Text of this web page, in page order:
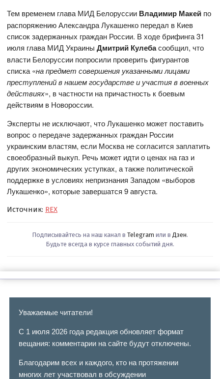
Тем временем глава МИД Белоруссии Владимир Макей по
распоряжению Александра Лукашенко передал в Киев
список задержанных граждан России. В ходе брифинга 31
июля глава МИД УкраиныДмитрий Кулебасообщил, что
власти Белоруссии попросили проверить фигурантов
списка «на предмет совершения указанными лицами
преступлений в нашем государстве и участия в военных
действиях», в частности на причастность к боевым
действиям в Новороссии.
Эксперты не исключают, что Лукашенко может поставить
вопрос о передаче задержанных граждан России
украинским властям, если Москва не согласится заплатить
своеобразный выкуп. Речь может идти о ценах на газ и
других экономических уступках, а также политической
поддержке в условиях непризнания Западом «выборов
Лукашенко», которые завершатся 9 августа.
Источник: REX
Подписывайтесь на наш канал в Telegram или в Дзен.
Будьте всегда в курсе главных событий дня.
Уважаемые читатели!
С 1 июля 2026 года редакция обновляет формат
вещания: комментарии на сайте будут отключены.
Благодарим всех и каждого, кто на протяжении
многих лет участвовал в обсуждении